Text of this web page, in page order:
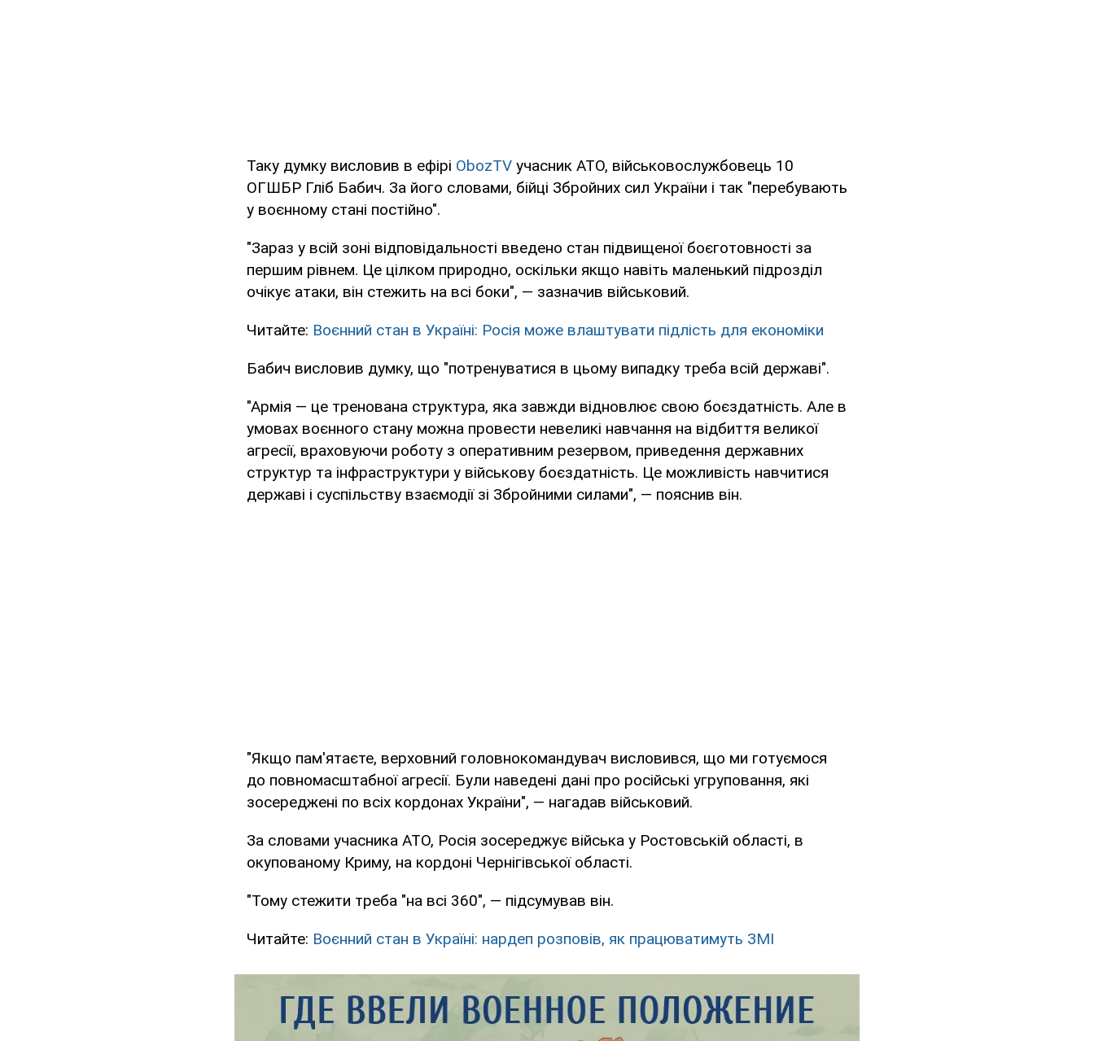
Таку думку висловив в ефірі ObozTV учасник АТО, військовослужбовець 10
ОГШБР Гліб Бабич. За його словами, бійці Збройних сил України і так "перебувають
у воєнному стані постійно".
"Зараз у всій зоні відповідальності введено стан підвищеної боєготовності за
першим рівнем. Це цілком природно, оскільки якщо навіть маленький підрозділ
очікує атаки, він стежить на всі боки", — зазначив військовий.
Читайте: Воєнний стан в Україні: Росія може влаштувати підлість для економіки
Бабич висловив думку, що "потренуватися в цьому випадку треба всій державі".
"Армія — це тренована структура, яка завжди відновлює свою боєздатність. Але в
умовах воєнного стану можна провести невеликі навчання на відбиття великої
агресії, враховуючи роботу з оперативним резервом, приведення державних
структур та інфраструктури у військову боєздатність. Це можливість навчитися
державі і суспільству взаємодії зі Збройними силами", — пояснив він.
"Якщо пам'ятаєте, верховний головнокомандувач висловився, що ми готуємося
до повномасштабної агресії. Були наведені дані про російські угруповання, які
зосереджені по всіх кордонах України", — нагадав військовий.
За словами учасника АТО, Росія зосереджує війська у Ростовській області, в
окупованому Криму, на кордоні Чернігівської області.
"Тому стежити треба "на всі 360", — підсумував він.
Читайте: Воєнний стан в Україні: нардеп розповів, як працюватимуть ЗМІ